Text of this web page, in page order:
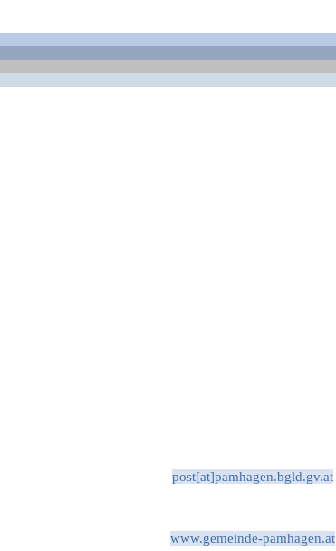
post[at]pamhagen.bgld.gv.at
www.gemeinde-pamhagen.at